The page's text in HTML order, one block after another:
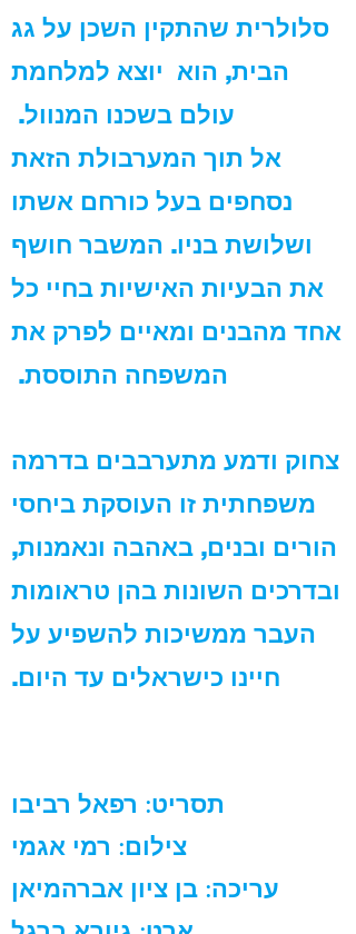
סלולרית שהתקין השכן על גג
הבית, הוא יוצא למלחמת
עולם בשכנו המנוול.
אל תוך המערבולת הזאת
נסחפים בעל כורחם אשתו
ושלושת בניו. המשבר חושף
את הבעיות האישיות בחיי כל
אחד מהבנים ומאיים לפרק את
המשפחה התוססת.
צחוק ודמע מתערבבים בדרמה
משפחתית זו העוסקת ביחסי
הורים ובנים, באהבה ונאמנות,
ובדרכים השונות בהן טראומות
העבר ממשיכות להשפיע על
חיינו כישראלים עד היום.
תסריט: רפאל רביבו
צילום: רמי אגמי
עריכה: בן ציון אברהמיאן